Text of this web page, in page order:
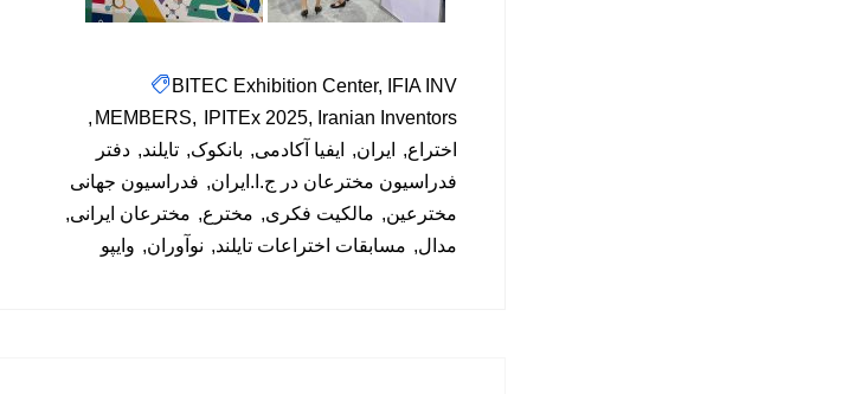
BITEC Exhibition Center
IFIA INV
MEMBERS
IPITEx 2025
Iranian Inventors
اختراع
ایران ایفیا آکادمی بانکوک تایلند
دفتر
فدراسیون مخترعان در ج.ا.ایران
فدراسیون جهانی
مخترعین
مالکیت فکری مخترع
مخترعان ایرانی
مدال
مسابقات اختراعات تایلند نوآوران وایپو